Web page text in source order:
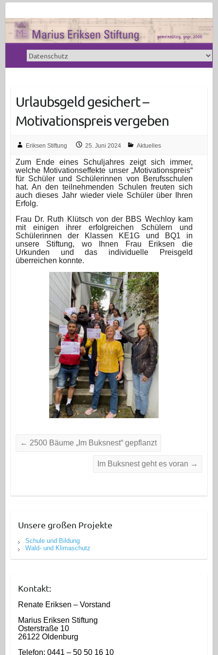
Urlaubsgeld gesichert –
Motivationspreis vergeben
Eriksen Stiftung 25. Juni 2024 Aktuelles
Zum Ende eines Schuljahres zeigt sich immer,
welche Motivationseffekte unser „Motivationspreis“
für Schüler und Schülerinnen von Berufsschulen
hat. An den teilnehmenden Schulen freuten sich
auch dieses Jahr wieder viele Schüler über Ihren
Erfolg.
Frau Dr. Ruth Klütsch von der BBS Wechloy kam
mit einigen ihrer erfolgreichen Schülern und
Schülerinnen der Klassen KE1G und BQ1 in
unsere Stiftung, wo Ihnen Frau Eriksen die
Urkunden und das individuelle Preisgeld
überreichen konnte.
← 2500 Bäume „Im Buksnest“ gepflanzt
Im Buksnest geht es voran →
Unsere großen Projekte
Schule und Bildung
Wald- und Klimaschutz
Kontakt:
Renate Eriksen – Vorstand
Marius Eriksen Stiftung
Osterstraße 10
26122 Oldenburg
Telefon: 0441 – 50 50 16 10